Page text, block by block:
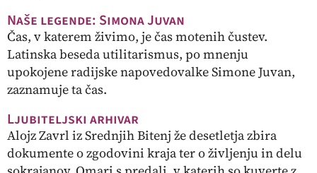
Naše legende: Simona Juvan
Čas, v katerem živimo, je čas motenih čustev.
Latinska beseda utilitarismus, po mnenju
upokojene radijske napovedovalke Simone Juvan,
zaznamuje ta čas.
Ljubiteljski arhivar
Alojz Zavrl iz Srednjih Bitenj že desetletja zbira
dokumente o zgodovini kraja ter o življenju in delu